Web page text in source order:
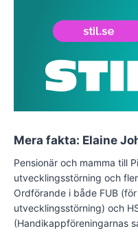
Mera fakta: Elaine
Pensionär och mamma till
utvecklingsstörning och
Ordförande i både FUB
utvecklingsstörning) och
(Handikappföreningarnas